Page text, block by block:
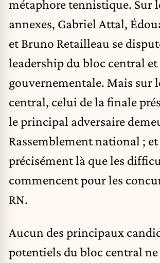
métaphore tennistique. Sur
annexes, Gabriel Attal,
et Bruno Retailleau se
leadership du bloc central
gouvernementale. Mais sur
central, celui de la finale
le principal adversaire
Rassemblement national ;
précisément là que les
commencent pour les
RN.
Aucun des principaux
potentiels du bloc central ne